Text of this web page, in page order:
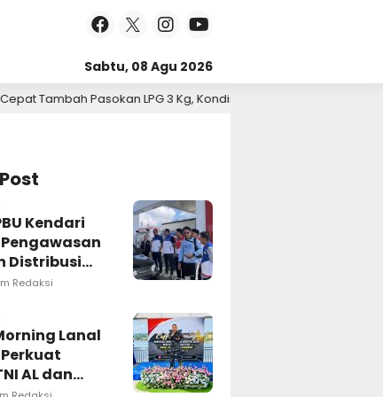
Sabtu, 08 Agu 2026
LPG 3 Kg, Kondisi Penyaluran di Sulawesi Selatan Berlangsung
Kendari
Distribusi
Redaksi
Lanal
AL dan